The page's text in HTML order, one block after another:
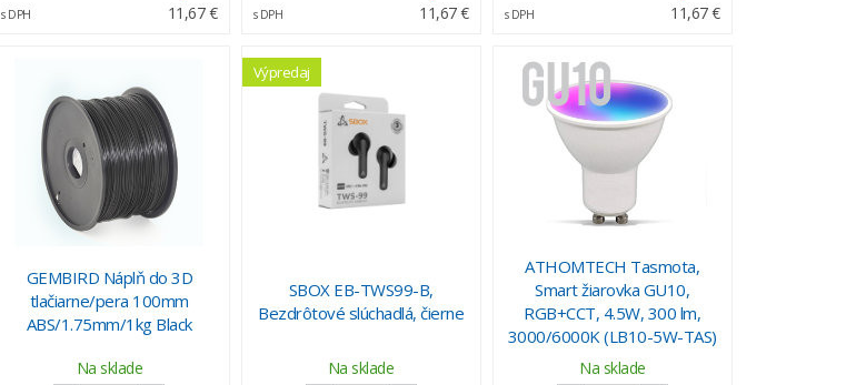
s DPH 11,67 € s DPH 11,67 € s DPH 11,67 €
GEMBIRD Náplň do 3D
tlačiarne/pera 100mm
ABS/1.75mm/1kg Black
Na sklade
Výpredaj
SBOX EB-TWS99-B,
Bezdrôtové slúchadlá, čierne
Na sklade
ATHOMTECH Tasmota,
Smart žiarovka GU10,
RGB+CCT, 4.5W, 300 lm,
3000/6000K (LB10-5W-TAS)
Na sklade